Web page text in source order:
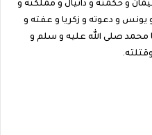
و حكمته و دانيال و مملكته و
و دعوته و زكريا و عفته و
محمد صلى الله عليه و سلم و